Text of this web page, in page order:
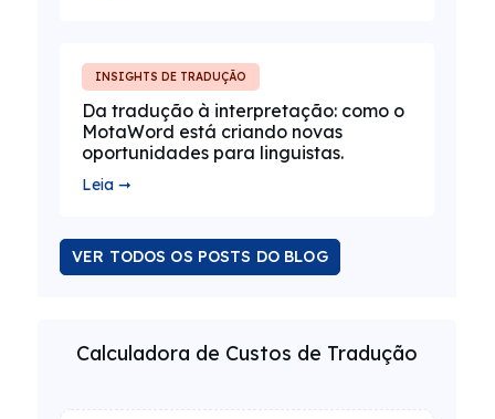
INSIGHTS DE TRADUÇÃO
Da tradução à interpretação: como o
MotaWord está criando novas
oportunidades para linguistas.
Leia ➞
VER TODOS OS POSTS DO BLOG
Calculadora de Custos de Tradução